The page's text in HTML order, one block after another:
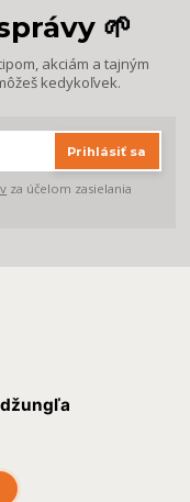
🌱
akciám a tajným
kedykoľvek.
Prihlásiť sa
za účelom zasielania